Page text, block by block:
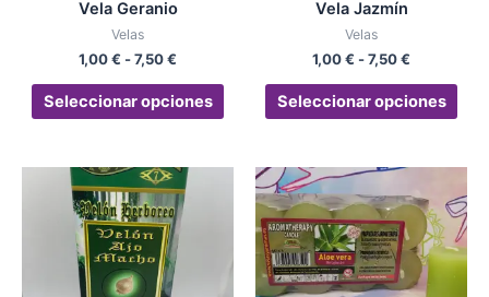
Vela Geranio
Velas
1,00€ -7,50€
Seleccionar opciones
de
Vela Jazmín
Velas
1,00€ -7,50€
Seleccionar opciones
de
de
precios:
desde
1,00 €
hasta
7,50 €